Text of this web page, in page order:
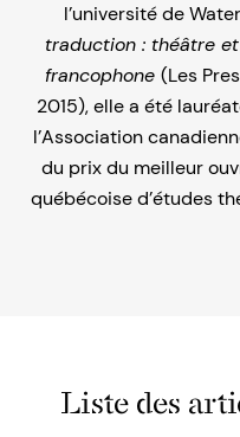
l’université de
traduction : théâtre
francophone (Les
2015), elle a été
l’Association
du prix du meilleur
québécoise d’études
Liste des